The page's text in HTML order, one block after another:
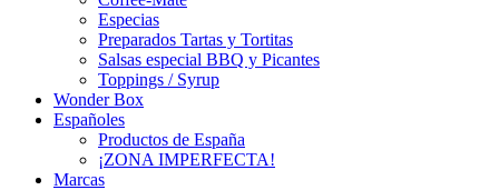
Especias
Preparados Tartas y Tortitas
Salsas especial BBQ y Picantes
Toppings / Syrup
Wonder Box
Españoles
Productos de España
¡ZONA IMPERFECTA!
Marcas